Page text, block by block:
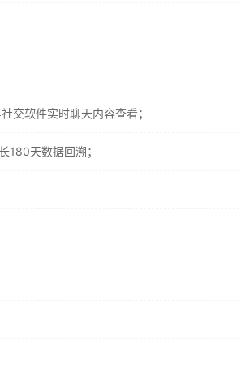
交软件实时聊天内容查看；
180天数据回溯；